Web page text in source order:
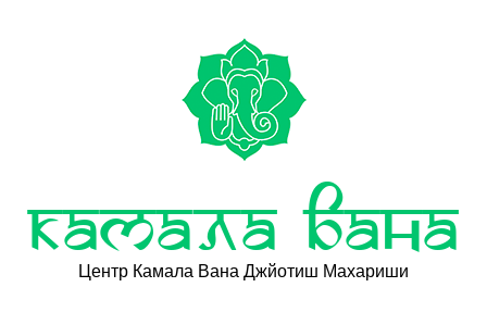
Камала Вана
Центр Камала Вана Джйотиш Махариши